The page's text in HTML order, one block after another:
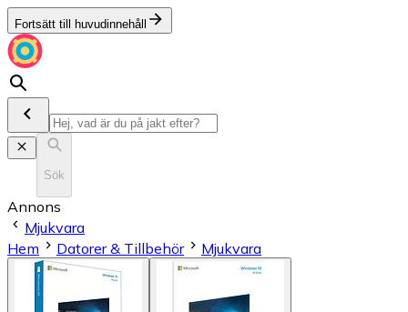
Fortsätt till huvudinnehåll
Sök
Annons
Mjukvara
Hem
Datorer & Tillbehör Mjukvara